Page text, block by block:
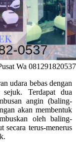
Wa 081291820537
udara bebas dengan
Terdapat dua
angin (baling-
akan membentuk
oleh baling-
secara terus-menerus